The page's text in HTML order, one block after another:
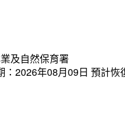
及自然保育署
：2026年08月09日 預計